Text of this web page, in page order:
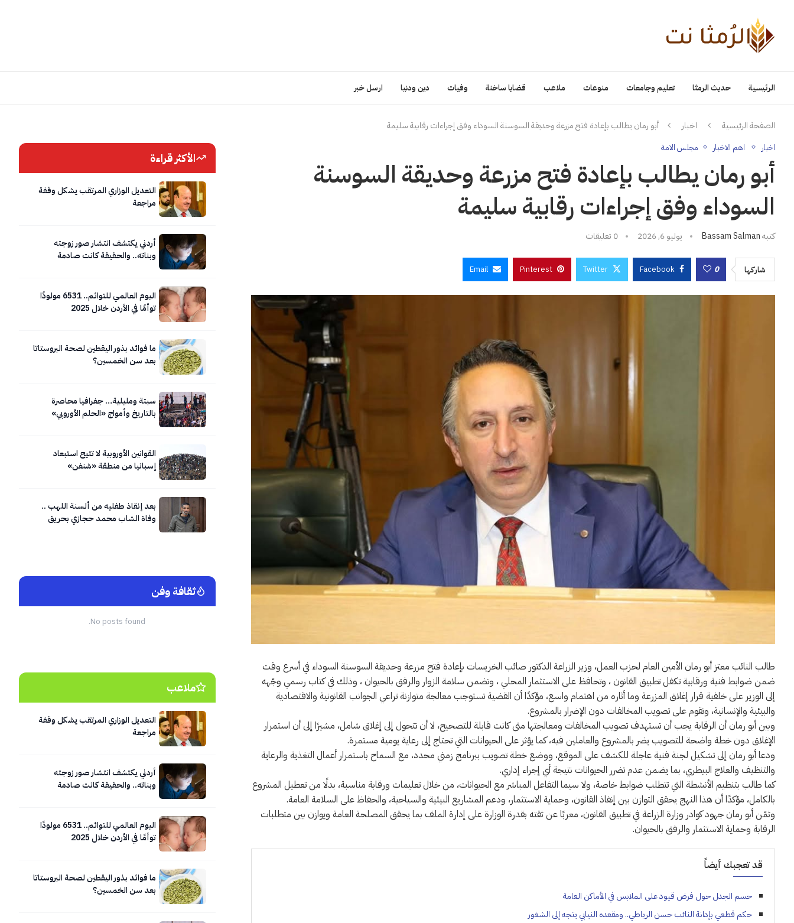
الرئيسية حديث الرمثا تعليم وجامعات منوعات ملاعب قضايا ساخنة وفيات دين ودنيا ارسل خبر
الصفحة الرئيسية اخبار أبو رمان يطالب بإعادة فتح مزرعة وحديقة السوسنة السوداء وفق إجراءات رقابية سليمة
اخبار اهم الاخبار مجلس الامة
أبو رمان يطالب بإعادة فتح مزرعة وحديقة السوسنة
السوداء وفق إجراءات رقابية سليمة
كتبهBassam Salman يوليو 6, 2026 0 تعليقات
شاركها 0
Facebook
Twitter
Pinterest
Email
طالب النائب معتز أبو رمان الأمين العام لحزب العمل، وزير الزراعة الدكتور صائب الخريسات بإعادة فتح مزرعة وحديقة السوسنة السوداء في أسرع وقت
ضمن ضوابط فنية ورقابية تكفل تطبيق القانون ، وتحافظ على الاستثمار المحلي ، وتضمن سلامة الزوار والرفق بالحيوان ، وذلك في كتاب رسمي وجّهه
إلى الوزير على خلفية قرار إغلاق المزرعة وما أثاره من اهتمام واسع، مؤكدًا أن القضية تستوجب معالجة متوازنة تراعي الجوانب القانونية والاقتصادية
والبيئية والإنسانية، وتقوم على تصويب المخالفات دون الإضرار بالمشروع.
وبين أبو رمان أن الرقابة يجب أن تستهدف تصويب المخالفات ومعالجتها متى كانت قابلة للتصحيح، لا أن تتحول إلى إغلاق شامل، مشيرًا إلى أن استمرار
الإغلاق دون خطة واضحة للتصويب يضر بالمشروع والعاملين فيه، كما يؤثر على الحيوانات التي تحتاج إلى رعاية يومية مستمرة.
ودعا أبو رمان إلى تشكيل لجنة فنية عاجلة للكشف على الموقع، ووضع خطة تصويب ببرنامج زمني محدد، مع السماح باستمرار أعمال التغذية والرعاية
والتنظيف والعلاج البيطري، بما يضمن عدم تضرر الحيوانات نتيجة أي إجراء إداري.
كما طالب بتنظيم الأنشطة التي تتطلب ضوابط خاصة، ولا سيما التفاعل المباشر مع الحيوانات، من خلال تعليمات ورقابة مناسبة، بدلًا من تعطيل المشروع
بالكامل، مؤكدًا أن هذا النهج يحقق التوازن بين إنفاذ القانون، وحماية الاستثمار، ودعم المشاريع البيئية والسياحية، والحفاظ على السلامة العامة.
وثمّن أبو رمان جهود كوادر وزارة الزراعة في تطبيق القانون، معربًا عن ثقته بقدرة الوزارة على إدارة الملف بما يحقق المصلحة العامة ويوازن بين متطلبات
الرقابة وحماية الاستثمار والرفق بالحيوان.
قد تعجبك أيضاً
حسم الجدل حول فرض قيود على الملابس في الأماكن العامة
حكم قطعي بإدانة النائب حسن الرياطي.. ومقعده النيابي يتجه إلى الشغور
الأكثر قراءة
التعديل الوزاري المرتقب يشكل وقفة
مراجعة
أردني يكتشف انتشار صور زوجته
وبناته.. والحقيقة كانت صادمة
اليوم العالمي للتوائم.. 6531 مولودًا
توأمًا في الأردن خلال 2025
ما فوائد بذور اليقطين لصحة البروستاتا
بعد سن الخمسين؟
سبتة ومليلية… جغرافيا محاصرة
بالتاريخ وأمواج «الحلم الأوروبي»
القوانين الأوروبية لا تتيح استبعاد
إسبانيا من منطقة «شنغن»
بعد إنقاذ طفليه من ألسنة اللهب ..
وفاة الشاب محمد حجازي بحريق
ثقافة وفن
No posts found.
ملاعب
التعديل الوزاري المرتقب يشكل وقفة
مراجعة
أردني يكتشف انتشار صور زوجته
وبناته.. والحقيقة كانت صادمة
اليوم العالمي للتوائم.. 6531 مولودًا
توأمًا في الأردن خلال 2025
ما فوائد بذور اليقطين لصحة البروستاتا
بعد سن الخمسين؟